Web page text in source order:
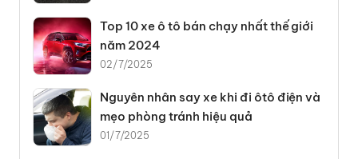
Top 10 xe ô tô bán chạy nhất thế giới
năm 2024
02/7/2025
Nguyên nhân say xe khi đi ôtô điện và
mẹo phòng tránh hiệu quả
01/7/2025